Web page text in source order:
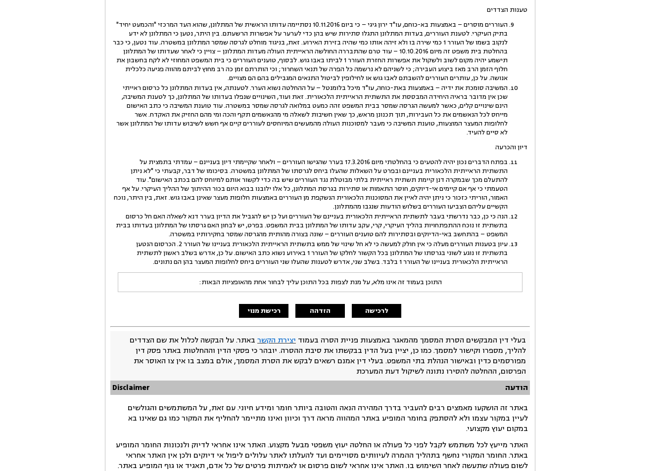
טענות הצדדים
העוררים מוסרים – באמצעות בא-כוחם, עו"ד ירון גיגי – כי ביום 10.11.2016 נסתיימה עדותו הראשית של המתלונן, שהוא העד המרכזי "והכמעט יחיד"
בתיק העיקרי. לטענת העוררים, בעדות המתלונן התגלו סתירות שיש בהן כדי לערער על אפשרות הרשעתם. בין היתר, נטען כי המתלונן לא ידע
לנקוב בשמו של העורר 1 כמי שירה בו ולא זיהה אותו כמי שהיה בזירת האירוע. זאת, בניגוד מוחלט לגרסה שמסר המתלונן במשטרה. עוד נטען, כי כבר
בהחלטת בית משפט זה מיום 10.10.2016 – עוד טרם שהתבררה החולשה הראייתית העולה מעדות המתלונן – צויין כי לאחר שעדותו של המתלונן
תישמע יהיה מקום לשוב ולשקול את אפשרות החזרת העורר 1 לביתו באבו גוש. לבסוף, טוענים העוררים כי בית המשפט המחוזי לא לקח בחשבון את
חלוף הזמן הרב מאז ביצוע העבירה; כי לשניהם לא נרשמה כל הפרה של תנאי השחרור; וכי הותרתם זמן כה רב מחוץ לביתם מהווה פגיעה כלכלית
אנושה. על כן, עותרים העוררים להשבתם לאבו גוש או לחילופין לביטול התנאים המגבילים בהם הם מצויים.
המשיבה סומכת את ידיה – באמצעות באת-כוחה, עו"ד מיכל בלומנטל – על ההחלטה נשוא הערר. לטענתה, אין בעדות המתלונן כל כרסום ראייתי
שכן אין מדובר בראיה היחידה המבססת את התשתית הראייתית הלכאורית. זאת ועוד, השינויים שנפלו בעדותו של המתלונן, כך לטענת המשיבה,
הינם שינויים קלים, כאשר למעשה הגרסה שמסר בבית המשפט זהה כמעט במלואה לגרסה שמסר במשטרה. עוד טוענת המשיבה כי כתב האישום
מייחס לכל הנאשמים את כל העבירות, תוך תכנונן מראש, כך שאין חשיבות לשאלה מי מהנאשמים תקף והכה ומי מהם החזיק את האקדח. אשר
לחלופות המעצר המוצעות, טוענת המשיבה כי מעבר למסוכנות העולה מהמעשים המיוחסים לעוררים קיים אף חשש לשיבוש עדותו של המתלונן אשר
לא סיים להעיד.
דיון והכרעה
בפתח הדברים נכון יהיה להטעים כי בהחלטתי מיום 17.3.2016 בערר שהגישו העוררים – ולאחר שקיימתי דיון בעניינם – עמדתי בתמצית על
התשתית הראייתית הלכאורית בעניינם ובפרט על השאלות שהעלו ביחס לגרסתו של המתלונן במשטרה. בסיכומו של דבר, קבעתי כי "לא ניתן
להתעלם מכך שבמקרה דנן קיימת תשתית ראייתית בלתי מבוטלת נגד העוררים שיש בה כדי לקשור אותם למיוחס להם בכתב האישום". עוד
הטעמתי כי אף אם קיימים אי-דיוקים, חוסר התאמות או סתירות בגרסת המתלונן, כל אלו ילובנו בבוא היום בכור ההיתוך של ההליך העיקרי. על אף
האמור, הוריתי כזכור כי ניתן יהיה לאיין את המסוכנות הלכאורית הנשקפת מן העוררים באמצעות חלופות מעצר שאינן באבו גוש. זאת, בין היתר, נוכח
הקשיים עליהם הצביעו העוררים בשלוש הודעות שנגבו מהמתלונן.
הנה כי כן, כבר נדרשתי בעבר לתשתית הראייתית הלכאורית בעניינם של העוררים ועל כן יש להגביל את הדיון בערר דנא לשאלה האם חל כרסום
בתשתית זו נוכח ההתפתחויות בהליך העיקרי, קרי, עקב עדותו של המתלונן בבית המשפט. בפרט, יש לבחון האם גרסתו של המתלונן בעדותו בבית
המשפט – בהתחשב באי-הדיוקים ובסתירות להם טוענים העוררים – שונה בצורה מהותית מהגרסה שמסר בחקירותיו במשטרה.
עיון בטענות העוררים מעלה כי אין חולק למעשה כי לא חל שינוי של ממש בתשתית הראייתית הלכאורית בעניינו של העורר 2. הכרסום הנטען
בתשתית זו נוגע לשוני בגרסתו של המתלונן בכל הקשור לחלקו של העורר 1 באירוע נשוא כתב האישום. על כן, אדרש בשלב ראשון לתשתית
הראייתית הלכאורית בעניינו של העורר 1 בלבד. בשלב שני, אדרש לטענות שהעלו שני העוררים ביחס לחלופות המעצר בהן הם נתונים.
התוכן בעמוד זה אינו מלא, על מנת לצפות בכל התוכן עליך לבחור אחת מהאופציות הבאות:
לרכישה הזדהה רכישת מנוי
בעלי דין המבקשים הסרת המסמך מהמאגר באמצעות פניית הסרה בעמוד יצירת הקשר באתר. על הבקשה לכלול את שם הצדדים
להליך, מספרו וקישור למסמך. כמו כן, יציין בעל הדין בבקשתו את סיבת ההסרה. יובהר כי פסקי הדין וההחלטות באתר פסק דין
מפורסמים כדין ובאישור הנהלת בתי המשפט. בעלי דין אמנם רשאים לבקש את הסרת המסמך, אולם במצב בו אין צו האוסר את
הפרסום, ההחלטה להסירו נתונה לשיקול דעת המערכת
הודעה
Disclaimer
באתר זה הושקעו מאמצים רבים להעביר בדרך המהירה הנאה והטובה ביותר חומר ומידע חיוני. עם זאת, על המשתמשים והגולשים
לעיין במקור עצמו ולא להסתפק בחומר המופיע באתר המהווה מראה דרך וכיוון ואינו מתיימר להחליף את המקור כמו גם שאינו בא
במקום יעוץ מקצועי.
האתר מייעץ לכל משתמש לקבל לפני כל פעולה או החלטה יעוץ משפטי מבעל מקצוע. האתר אינו אחראי לדיוק ולנכונות החומר המופיע
באתר. החומר המקורי נחשף בתהליך ההמרה לעיוותים מסויימים ועד להעלתו לאתר עלולים ליפול אי דיוקים ולכן אין האתר אחראי
לשום פעולה שתעשה לאחר השימוש בו. האתר אינו אחראי לשום פרסום או לאמיתות פרטים של כל אדם, תאגיד או גוף המופיע באתר.